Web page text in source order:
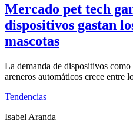
Mercado pet tech
dispositivos gastan
mascotas
La demanda de dispositivos
areneros automáticos crece entre
Tendencias
Isabel Aranda